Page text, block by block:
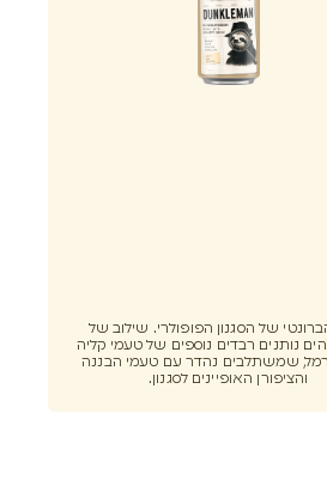
של הסגנון הפופולרי. שילוב של
נותנים רבדים נוספים של טעמי קליה
שמשתלבים נהדר עם טעמי הבננה
והציפורן האופיינים לסגנון.